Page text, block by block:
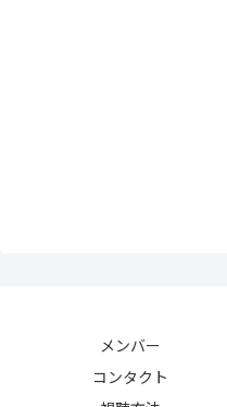
メンバー
コンタクト